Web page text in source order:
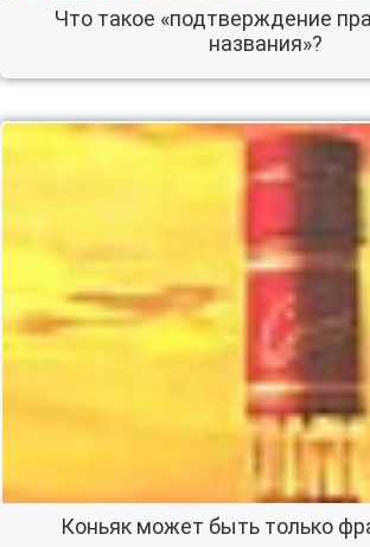
Что такое «подтверждение
названия»?
Коньяк может быть только